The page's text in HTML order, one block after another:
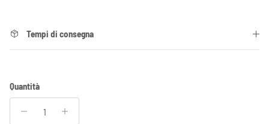
Tempi di consegna
Quantità